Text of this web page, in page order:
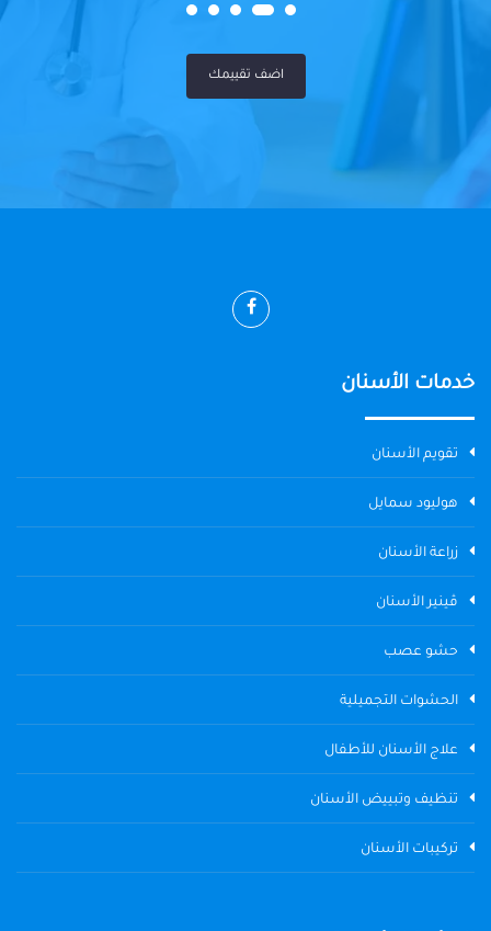
اضف تقييمك
خدمات الأسنان
تقويم الأسنان
هوليود سمايل
زراعة الأسنان
ڤينير الأسنان
حشو عصب
الحشوات التجميلية
علاج الأسنان للأطفال
تنظيف وتبييض الأسنان
تركيبات الأسنان